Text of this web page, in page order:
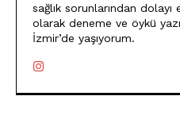
sağlık sorunlarından
olarak deneme ve öykü
İzmir’de yaşıyorum.